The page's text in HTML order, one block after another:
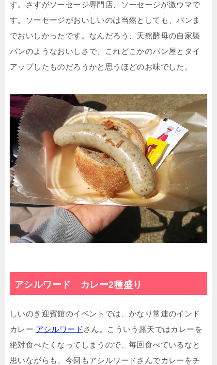
す。さすがソーセージ専門店、ソーセージが激ウマで
す。ソーセージがおいしいのは当然としても、パンま
でおいしかったです。なんだろう、天然酵母の自家製
パンのようなおいしさで、これどこかのパン屋とタイ
アップしたものだろうかと思うほどのお味でした。
アシルワード カレー2種盛り
しいのき迎賓館のイベントでは、かなり常連のインド
カレー アシルワード さん。こういう露天ではカレーを
絶対食べたくなってしまうので、毎回食べているなと
思いながらも、今回もアシルワードさんでカレーをチ